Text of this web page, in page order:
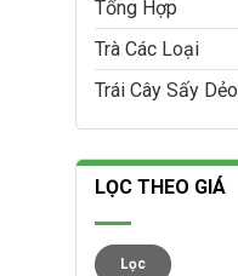
Tổng Hợp
Trà Các Loại
Trái Cây Sấy Dẻo
LỌC THEO GIÁ
Giá
thấp
Giá
cao
Lọc